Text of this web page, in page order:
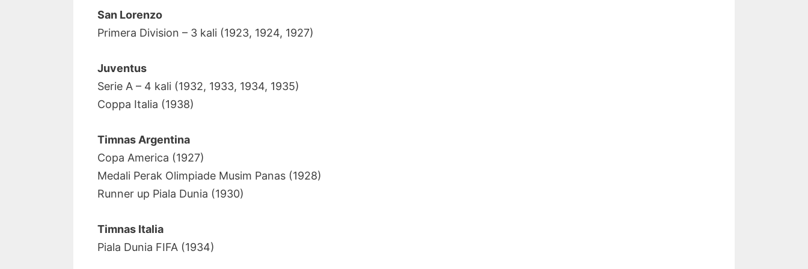
San Lorenzo
Primera Division – 3 kali (1923, 1924, 1927)
Juventus
Serie A – 4 kali (1932, 1933, 1934, 1935)
Coppa Italia (1938)
Timnas Argentina
Copa America (1927)
Medali Perak Olimpiade Musim Panas (1928)
Runner up Piala Dunia (1930)
Timnas Italia
Piala Dunia FIFA (1934)